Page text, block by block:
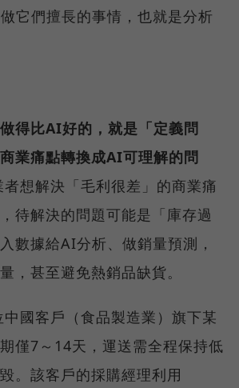
它們擅長的事情，也就是分析
得比AI好的，就是「定義問
業痛點轉換成AI可理解的問
想解決「毛利很差」的商業痛
待解決的問題可能是「庫存過
數據給AI分析、做銷量預測，
，甚至避免熱銷品缺貨。
國客戶（食品製造業）旗下某
僅7～14天，運送需全程保持低
。該客戶的採購經理利用